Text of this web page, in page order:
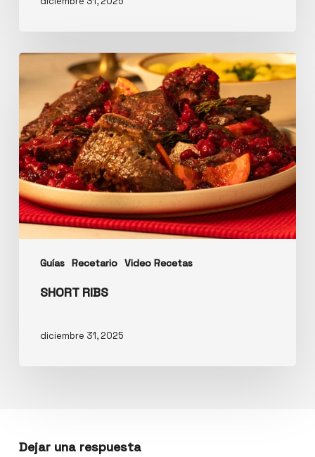
Guías Recetario Video Recetas
SHORT RIBS
diciembre 31, 2025
Dejar una respuesta